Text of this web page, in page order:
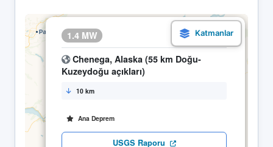
1.4 MW 29.04 14:47
Chenega, Alaska (55 km Doğu-
Kuzeydoğu açıkları)
10 km
Ana Deprem
USGS Raporu
×